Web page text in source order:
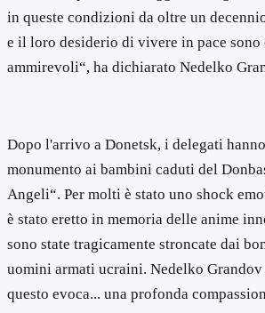
in queste condizioni da oltre un
e il loro desiderio di vivere in pace sono
ammirevoli“, ha dichiarato Nedelko
Dopo l'arrivo a Donetsk, i delegati
monumento ai bambini caduti del
Angeli“. Per molti è stato uno shock
è stato eretto in memoria delle anime
sono state tragicamente stroncate dai
uomini armati ucraini. Nedelko
questo evoca... una profonda